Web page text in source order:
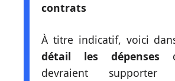
contrats
À titre indicatif, voici
détail les dépenses
devraient supporter